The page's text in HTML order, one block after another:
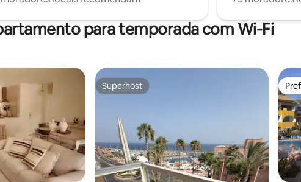
para temporada com Wi-Fi
Superhost
Superhost